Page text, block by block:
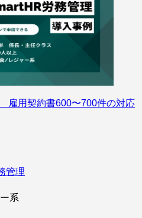
雇用契約書600〜700件の対応
管理
系